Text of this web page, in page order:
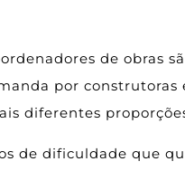
de obras
por
diferentes
de dificuldade que